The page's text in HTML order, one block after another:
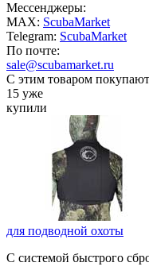
Мессенджеры:
MAX: ScubaMarket
Telegram: ScubaMarket
По почте:
sale@scubamarket.ru
С этим товаром покупают
15 уже
купили
для подводной охоты
C системой быстрого